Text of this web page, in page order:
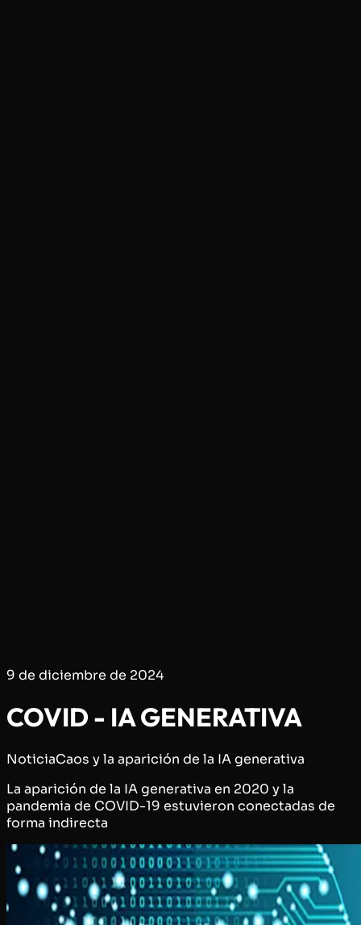
9 de diciembre de 2024
COVID - IA GENERATIVA
NoticiaCaos y la aparición de la IA generativa
La aparición de la IA generativa en 2020 y la
pandemia de COVID-19 estuvieron conectadas de
forma indirecta